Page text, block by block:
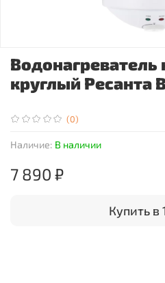
(0)
Наличие: В наличии
круглый Ресанта
7 890 ₽
Купить в